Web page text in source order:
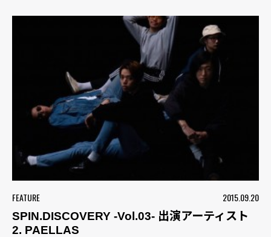
FEATURE
2015.09.20
SPIN.DISCOVERY -Vol.03- 出演アーティスト
2. PAELLAS